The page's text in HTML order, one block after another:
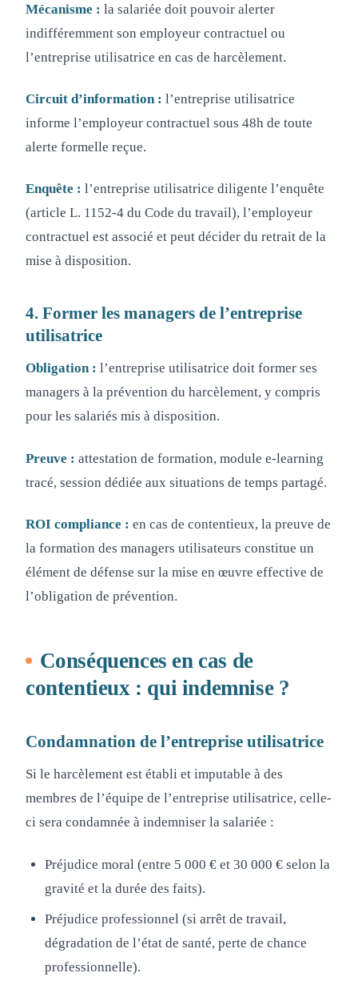
Mécanisme : la salariée doit pouvoir alerter
indifféremment son employeur contractuel ou
l’entreprise utilisatrice en cas de harcèlement.
Circuit d’information : l’entreprise utilisatrice
informe l’employeur contractuel sous 48h de toute
alerte formelle reçue.
Enquête : l’entreprise utilisatrice diligente l’enquête
(article L. 1152-4 du Code du travail), l’employeur
contractuel est associé et peut décider du retrait de la
mise à disposition.
4. Former les managers de l’entreprise
utilisatrice
Obligation : l’entreprise utilisatrice doit former ses
managers à la prévention du harcèlement, y compris
pour les salariés mis à disposition.
Preuve : attestation de formation, module e-learning
tracé, session dédiée aux situations de temps partagé.
ROI compliance : en cas de contentieux, la preuve de
la formation des managers utilisateurs constitue un
élément de défense sur la mise en œuvre effective de
l’obligation de prévention.
Conséquences en cas de
contentieux : qui indemnise ?
Condamnation de l’entreprise utilisatrice
Si le harcèlement est établi et imputable à des
membres de l’équipe de l’entreprise utilisatrice, celle-
ci sera condamnée à indemniser la salariée :
Préjudice moral (entre 5 000 € et 30 000 € selon la
gravité et la durée des faits).
Préjudice professionnel (si arrêt de travail,
dégradation de l’état de santé, perte de chance
professionnelle).